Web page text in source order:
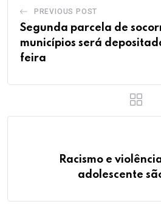
PREVIOUS POST
Segunda parcela de
municípios será
feira
Racismo e
adolescente